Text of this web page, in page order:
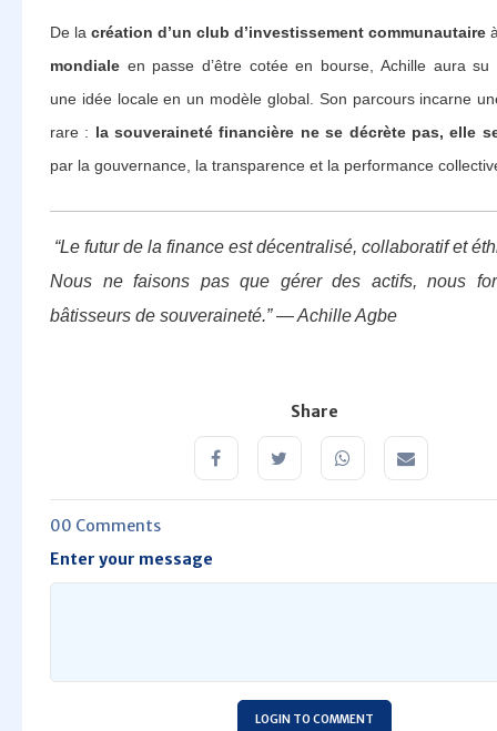
De la création d’un club d’investissement communautaire
mondiale en passe d’être cotée en bourse, Achille aura su
une idée locale en un modèle global. Son parcours incarne
rare : la souveraineté financière ne se décrète pas, elle
par la gouvernance, la transparence et la performance
“Le futur de la finance est décentralisé, collaboratif et
Nous ne faisons pas que gérer des actifs, nous
bâtisseurs de souveraineté.” — Achille Agbe
Share
00 Comments
Enter your message
LOGIN TO COMMENT